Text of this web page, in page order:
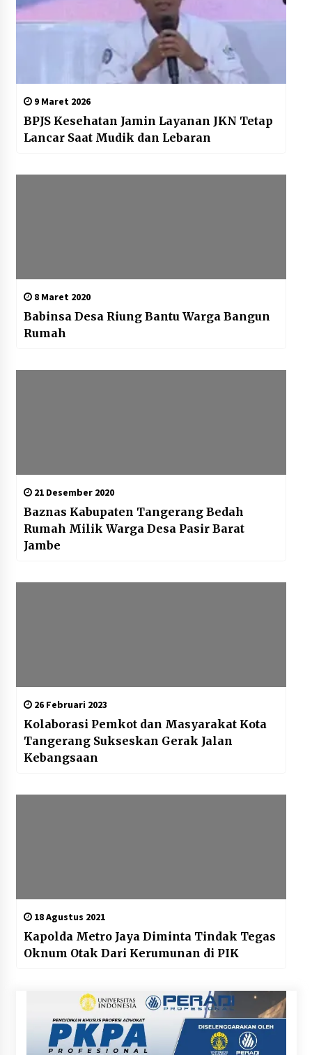
9 Maret 2026
BPJS Kesehatan Jamin Layanan JKN Tetap
Lancar Saat Mudik dan Lebaran
8 Maret 2020
Babinsa Desa Riung Bantu Warga Bangun
Rumah
21 Desember 2020
Baznas Kabupaten Tangerang Bedah
Rumah Milik Warga Desa Pasir Barat
Jambe
26 Februari 2023
Kolaborasi Pemkot dan Masyarakat Kota
Tangerang Sukseskan Gerak Jalan
Kebangsaan
18 Agustus 2021
Kapolda Metro Jaya Diminta Tindak Tegas
Oknum Otak Dari Kerumunan di PIK